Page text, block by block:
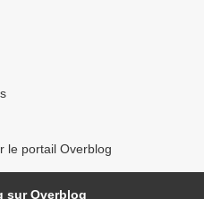
le portail Overblog
sur Overblog